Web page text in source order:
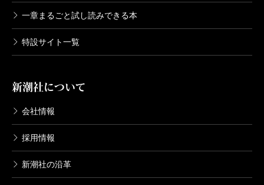
一章まるごと試し読みできる本
特設サイト一覧
新潮社について
会社情報
採用情報
新潮社の沿革